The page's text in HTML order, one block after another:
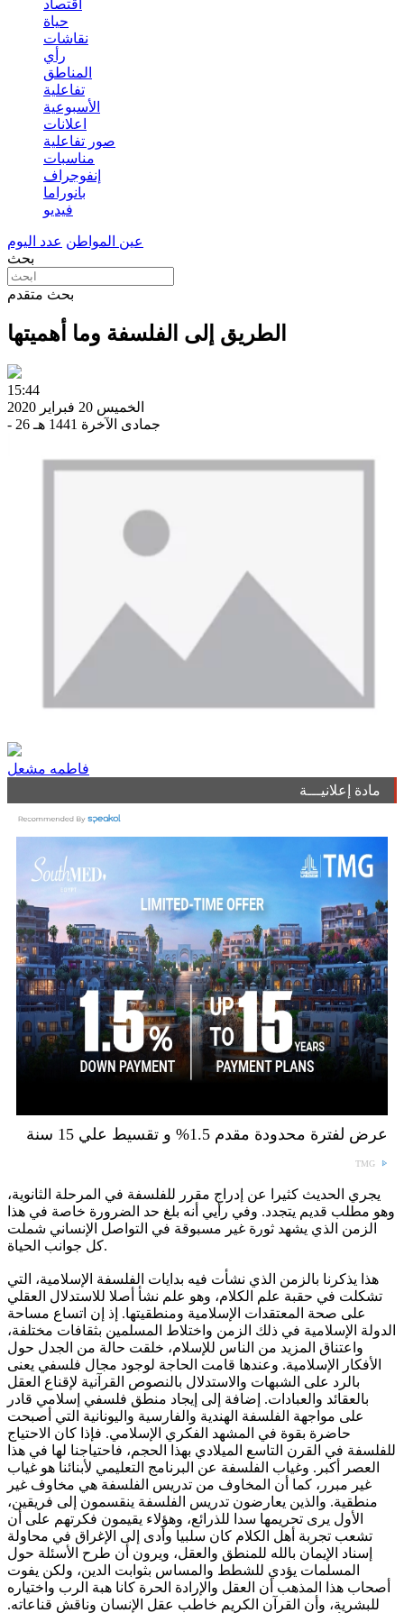
اقتصاد
حياة
نقاشات
رأي
المناطق
تفاعلية
الأسبوعية
اعلانات
صور تفاعلية
مناسبات
إنفوجراف
بانوراما
فيديو
عين المواطن عدد اليوم
بحث
بحث متقدم
الطريق إلى الفلسفة وما أهميتها
15:44
الخميس 20 فبراير 2020
- 26 جمادى الآخرة 1441 هـ
فاطمه مشعل
مادة إعلانيـــة
عرض لفترة محدودة مقدم 1.5% و تقسيط علي 15 سنة
TMG
يجري الحديث كثيرا عن إدراج مقرر للفلسفة في المرحلة الثانوية،
وهو مطلب قديم يتجدد. وفي رأيي أنه بلغ حد الضرورة خاصة في هذا
الزمن الذي يشهد ثورة غير مسبوقة في التواصل الإنساني شملت
كل جوانب الحياة.
هذا يذكرنا بالزمن الذي نشأت فيه بدايات الفلسفة الإسلامية، التي
تشكلت في حقبة علم الكلام، وهو علم نشأ أصلا للاستدلال العقلي
على صحة المعتقدات الإسلامية ومنطقيتها. إذ إن اتساع مساحة
الدولة الإسلامية في ذلك الزمن واختلاط المسلمين بثقافات مختلفة،
واعتناق المزيد من الناس للإسلام، خلقت حالة من الجدل حول
الأفكار الإسلامية. وعندها قامت الحاجة لوجود مجال فلسفي يعنى
بالرد على الشبهات والاستدلال بالنصوص القرآنية لإقناع العقل
بالعقائد والعبادات. إضافة إلى إيجاد منطق فلسفي إسلامي قادر
على مواجهة الفلسفة الهندية والفارسية واليونانية التي أصبحت
حاضرة بقوة في المشهد الفكري الإسلامي. فإذا كان الاحتياج
للفلسفة في القرن التاسع الميلادي بهذا الحجم، فاحتياجنا لها في هذا
العصر أكبر. وغياب الفلسفة عن البرنامج التعليمي لأبنائنا هو غياب
غير مبرر، كما أن المخاوف من تدريس الفلسفة هي مخاوف غير
منطقية. والذين يعارضون تدريس الفلسفة ينقسمون إلى فريقين،
الأول يرى تحريمها سدا للذرائع، وهؤلاء يقيمون فكرتهم على أن
تشعب تجربة أهل الكلام كان سلبيا وأدى إلى الإغراق في محاولة
إسناد الإيمان بالله للمنطق والعقل، ويرون أن طرح الأسئلة حول
المسلمات يؤدي للشطط والمساس بثوابت الدين، ولكن يفوت
أصحاب هذا المذهب أن العقل والإرادة الحرة كانا هبة الرب واختياره
للبشرية، وأن القرآن الكريم خاطب عقل الإنسان وناقش قناعاته.